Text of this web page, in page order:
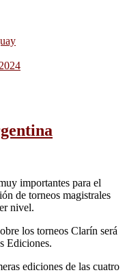
importantes para el
de torneos magistrales
nivel.
los torneos Clarín será
Ediciones.
ediciones de las cuatro